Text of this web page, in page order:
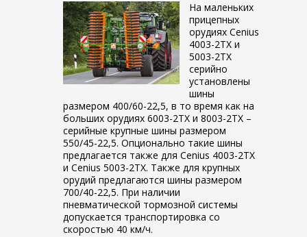
На маленьких
прицепных
орудиях Cenius
4003-2TX и
5003-2TX
серийно
установлены
шины
размером 400/60-22,5, в то время как на
больших орудиях 6003-2TX и 8003-2TX –
серийные крупные шины размером
550/45-22,5. Опционально такие шины
предлагается также для Cenius 4003-2TX
и Cenius 5003-2TX. Также для крупных
орудий предлагаются шины размером
700/40-22,5. При наличии
пневматической тормозной системы
допускается транспортировка со
скоростью 40 км/ч.